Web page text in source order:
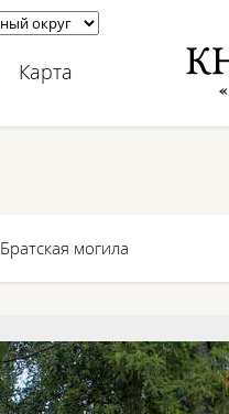
Карта
Братская могила